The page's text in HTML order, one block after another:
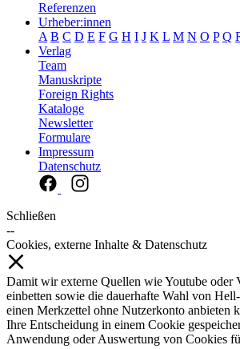
Referenzen
Urheber:innen
A B C D E F G H I J K L M N O P Q
Verlag
Team
Manuskripte
Foreign Rights
Kataloge
Newsletter
Formulare
Impressum
Datenschutz
Schließen
--
Cookies, externe Inhalte & Datenschutz
Damit wir externe Quellen wie Youtube oder
einbetten sowie die dauerhafte Wahl von
einen Merkzettel ohne Nutzerkonto anbieten
Ihre Entscheidung in einem Cookie
Anwendung oder Auswertung von Cookies